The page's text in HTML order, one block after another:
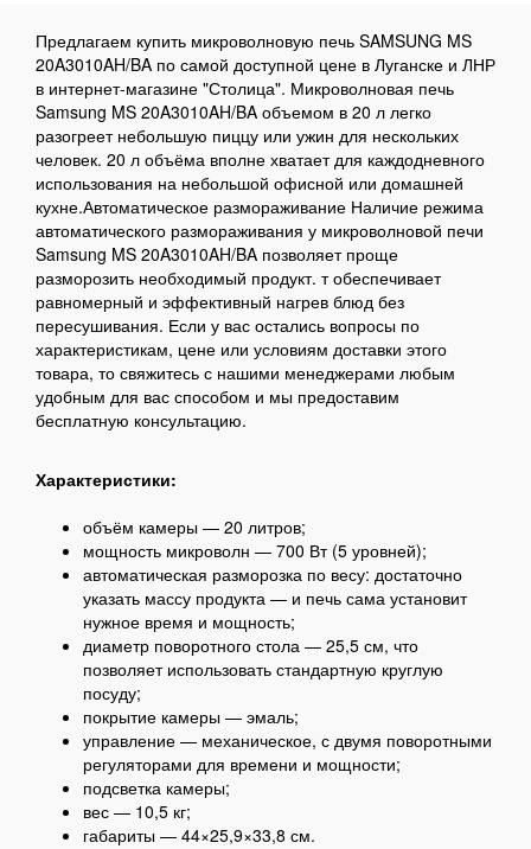
Предлагаем купить микроволновую печь SAMSUNG MS
20A3010AH/BA по самой доступной цене в Луганске и ЛНР
в интернет-магазине "Столица". Микроволновая печь
Samsung MS 20A3010AH/BA объемом в 20 л легко
разогреет небольшую пиццу или ужин для нескольких
человек. 20 л объёма вполне хватает для каждодневного
использования на небольшой офисной или домашней
кухне.Автоматическое размораживание Наличие режима
автоматического размораживания у микроволновой печи
Samsung MS 20A3010AH/BA позволяет проще
разморозить необходимый продукт. т обеспечивает
равномерный и эффективный нагрев блюд без
пересушивания. Если у вас остались вопросы по
характеристикам, цене или условиям доставки этого
товара, то свяжитесь с нашими менеджерами любым
удобным для вас способом и мы предоставим
бесплатную консультацию.
Характеристики:
объём камеры — 20 литров;
мощность микроволн — 700 Вт (5 уровней);
автоматическая разморозка по весу: достаточно
указать массу продукта — и печь сама установит
нужное время и мощность;
диаметр поворотного стола — 25,5 см, что
позволяет использовать стандартную круглую
посуду;
покрытие камеры — эмаль;
управление — механическое, с двумя поворотными
регуляторами для времени и мощности;
подсветка камеры;
вес — 10,5 кг;
габариты — 44×25,9×33,8 см.